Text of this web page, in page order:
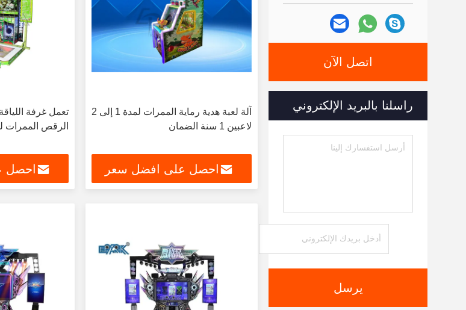
اتصل الآن
راسلنا بالبريد الإلكتروني
يرسل
آلة لعبة هدية رماية الممرات لمدة 1 إلى 2
لاعبين 1 سنة الضمان
احصل على افضل سعر
تعمل غرفة
الرقص الممرات
احصل